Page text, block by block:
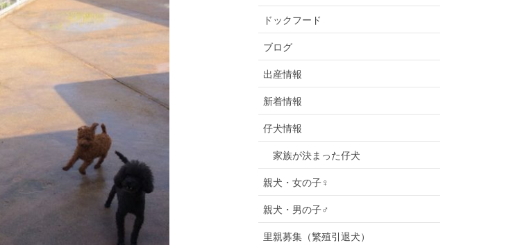
ドックフード
ブログ
出産情報
新着情報
仔犬情報
家族が決まった仔犬
親犬・女の子♀
親犬・男の子♂
里親募集（繁殖引退犬）